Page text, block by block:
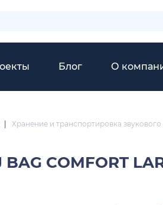
Блог О
Хранение и транспортировка
BAG COMFORT